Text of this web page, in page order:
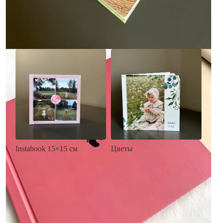
• Загрузка фото и текста
Заказать
Instabook 15×15 см
• Выбор цвета фона
• Загрузка фото и текста
Заказать
Цветы